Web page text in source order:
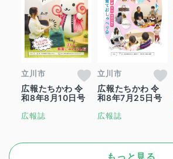
立川市
広報たちかわ 令
和8年8月10日号
広報誌
立川市
広報たちかわ 令
和8年7月25日号
広報誌